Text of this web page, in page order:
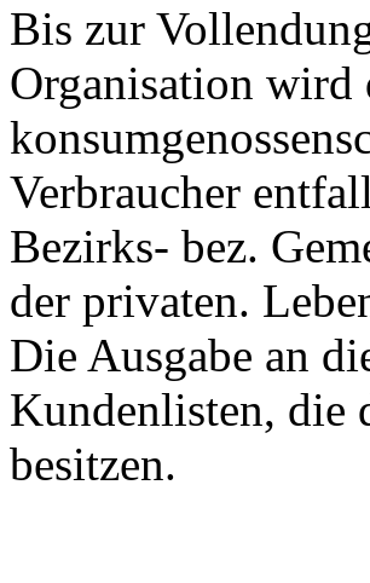
Bis zur
Organisation wird
Verbraucher
Bezirks- bez.
der privaten.
Die Ausgabe an
Kundenlisten, die
besitzen.